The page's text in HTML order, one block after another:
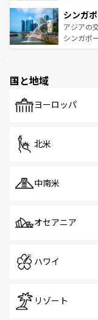
参照して
激する。
が待って
た文化、
み、どこ
ており、
うな絶景
シンガ
アジアの
シンガポ
で、ホー
国と地域
ヨーロッパ
北米
中南米
オセアニア
ハワイ
リゾート